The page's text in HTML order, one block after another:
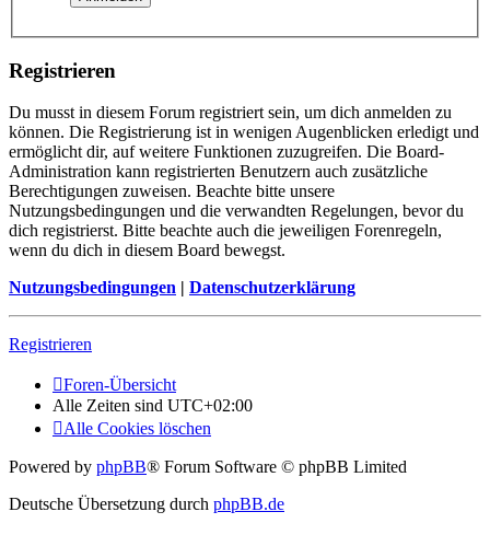
Registrieren
Du musst in diesem Forum registriert sein, um dich anmelden zu
können. Die Registrierung ist in wenigen Augenblicken erledigt und
ermöglicht dir, auf weitere Funktionen zuzugreifen. Die Board-
Administration kann registrierten Benutzern auch zusätzliche
Berechtigungen zuweisen. Beachte bitte unsere
Nutzungsbedingungen und die verwandten Regelungen, bevor du
dich registrierst. Bitte beachte auch die jeweiligen Forenregeln,
wenn du dich in diesem Board bewegst.
Nutzungsbedingungen | Datenschutzerklärung
Registrieren
Foren-Übersicht
Alle Zeiten sind UTC+02:00
Alle Cookies löschen
Powered by phpBB® Forum Software © phpBB Limited
Deutsche Übersetzung durch phpBB.de